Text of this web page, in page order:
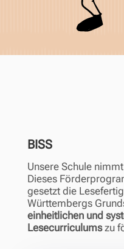
BISS
Unsere Schule
Dieses
gesetzt die
Württembergs
einheitlichen und
Lesecurriculumszu